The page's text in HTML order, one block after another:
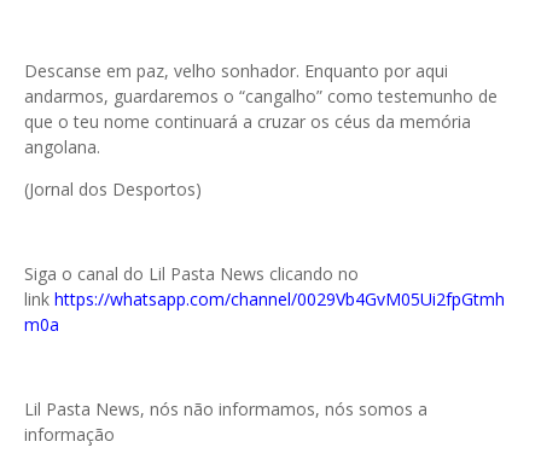
Descanse em paz, velho sonhador. Enquanto por aqui
andarmos, guardaremos o “cangalho” como testemunho de
que o teu nome continuará a cruzar os céus da memória
angolana.
(Jornal dos Desportos)
Siga o canal do Lil Pasta News clicando no
link https://whatsapp.com/channel/0029Vb4GvM05Ui2fpGtmh
m0a
Lil Pasta News, nós não informamos, nós somos a
informação